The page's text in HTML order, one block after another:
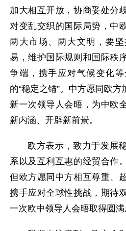
加大相互开放，协商妥处分
对变乱交织的国际局势，中
两大市场、两大文明，要
易，维护国际规则和国际秩
争端，携手应对气候变化
的“稳定之锚”。中方愿同欧
新一次领导人会晤，为中欧
新内涵、开辟新前景。
欧方表示，致力于发展
系以及互利互惠的经贸合作
但欧方愿同中方相互尊重、
携手应对全球性挑战，期待
一次欧中领导人会晤取得圆满